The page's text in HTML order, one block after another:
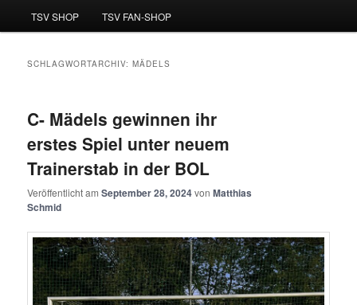
TSV SHOP TSV FAN-SHOP
SCHLAGWORTARCHIV:MÄDELS
C- Mädels gewinnen ihr
erstes Spiel unter neuem
Trainerstab in der BOL
Veröffentlicht amSeptember 28, 2024vonMatthias
Schmid